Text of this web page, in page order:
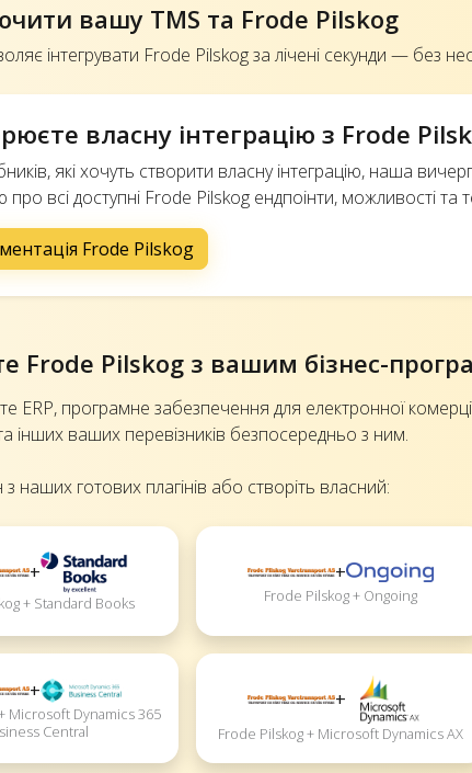
вашу TMS та Frode Pilskog
інтегрувати Frode Pilskog за лічені секунди — без
власну інтеграцію з Frode
які хочуть створити власну інтеграцію, наша
всі доступні Frode Pilskog ендпоінти, можливості та
Frode Pilskog
Frode Pilskog з вашим бізнес-
ERP, програмне забезпечення для електронної
інших ваших перевізників безпосередньо з ним.
наших готових плагінів або створіть власний:
+
+ Standard Books
+
Frode Pilskog + Ongoing
+
Microsoft Dynamics 365
Central
+
Frode Pilskog + Microsoft Dynamics AX